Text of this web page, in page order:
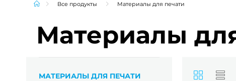
Все продукты Материалы для печати
Материалы
МАТЕРИАЛЫ ДЛЯ ПЕЧАТИ